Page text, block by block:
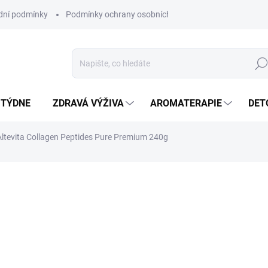
podmínky Podmínky ochrany osobních údajů
ZDRAVÁ VÝŽIVA AROMATERAPIE
Collagen Peptides Pure Premium 240g